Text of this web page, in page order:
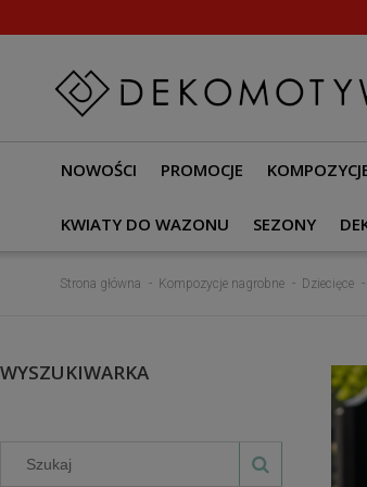
NOWOŚCI PROMOCJE
KWIATY DO WAZONU SEZONY
Strona główna Kompozycje nagrobne Dziecięce
WYSZUKIWARKA